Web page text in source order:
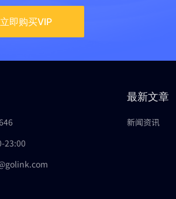
立即购买VIP
23:00
最新文章
新闻资讯